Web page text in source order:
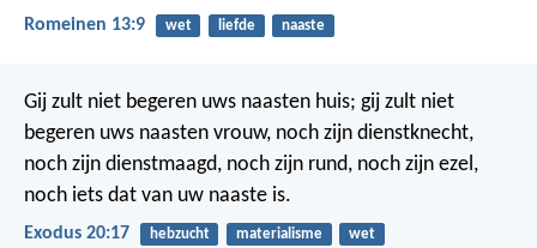
Romeinen 13:9 wet liefde naaste
Gij zult niet begeren uws naasten huis; gij zult niet
begeren uws naasten vrouw, noch zijn dienstknecht,
noch zijn dienstmaagd, noch zijn rund, noch zijn ezel,
noch iets dat van uw naaste is.
Exodus 20:17 hebzucht materialisme wet